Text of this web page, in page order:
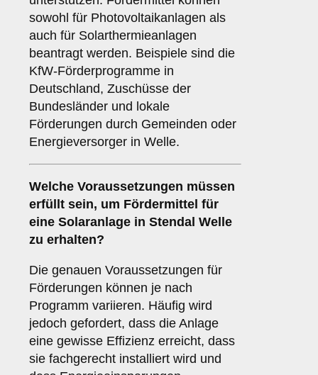
sowohl für Photovoltaikanlagen als
auch für Solarthermieanlagen
beantragt werden. Beispiele sind die
KfW-Förderprogramme in
Deutschland, Zuschüsse der
Bundesländer und lokale
Förderungen durch Gemeinden oder
Energieversorger in Welle.
Welche Voraussetzungen müssen
erfüllt sein, um Fördermittel für
eine Solaranlage in Stendal Welle
zu erhalten?
Die genauen Voraussetzungen für
Förderungen können je nach
Programm variieren. Häufig wird
jedoch gefordert, dass die Anlage
eine gewisse Effizienz erreicht, dass
sie fachgerecht installiert wird und